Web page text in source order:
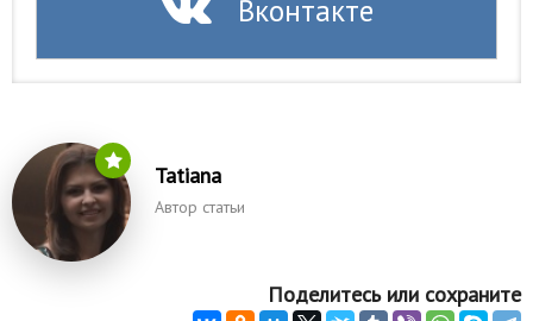
Вконтакте
Tatiana
Автор статьи
Поделитесь или сохраните